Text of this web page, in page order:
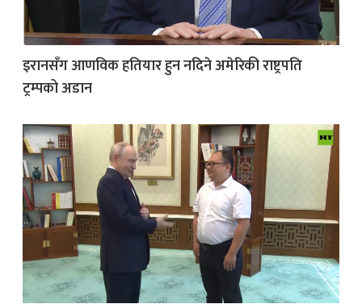
इरानसँग आणविक हतियार हुन नदिने अमेरिकी राष्ट्रपति
ट्रम्पको अडान